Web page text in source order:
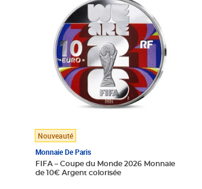
Nouveauté
Monnaie De Paris
FIFA – Coupe du Monde 2026 Monnaie
de 10€ Argent colorisée